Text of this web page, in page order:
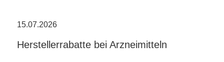
15.07.2026
Herstellerrabatte bei Arzneimitteln